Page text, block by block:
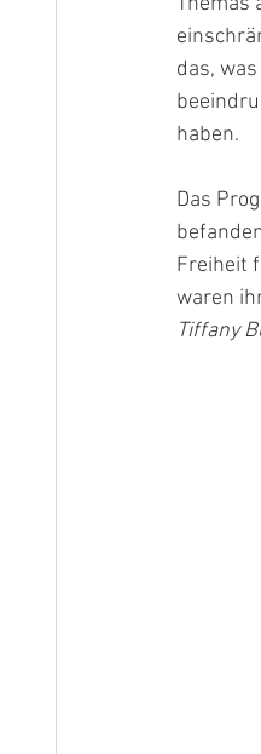
das,
haben.
Das
Freiheit
waren
Tiffany